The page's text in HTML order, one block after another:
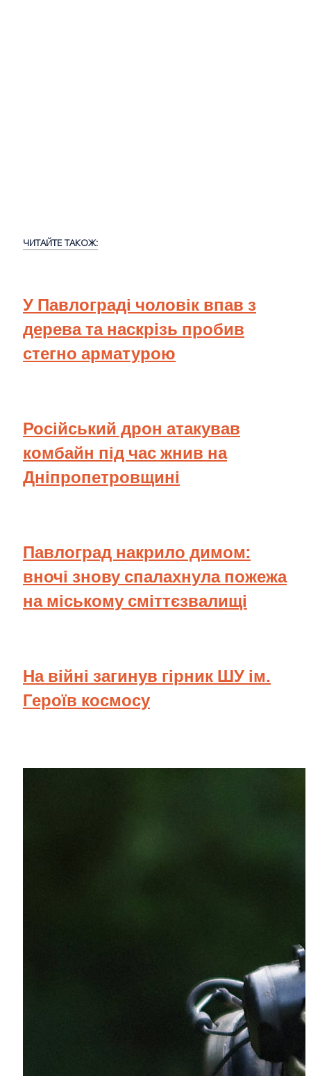
ЧИТАЙТЕ ТАКОЖ:
У Павлограді чоловік впав з
дерева та наскрізь пробив
стегно арматурою
Російський дрон атакував
комбайн під час жнив на
Дніпропетровщині
Павлоград накрило димом:
вночі знову спалахнула пожежа
на міському сміттєзвалищі
На війні загинув гірник ШУ ім.
Героїв космосу